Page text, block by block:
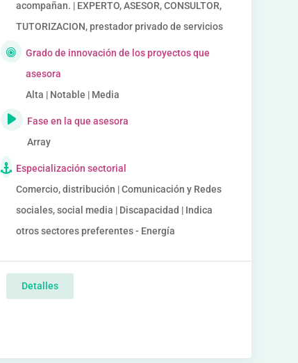
acompañan. | EXPERTO, ASESOR, CONSULTOR,
TUTORIZACION, prestador privado de servicios
Grado de innovación de los proyectos que
asesora
Alta | Notable | Media
Fase en la que asesora
Array
Especialización sectorial
Comercio, distribución | Comunicación y Redes
sociales, social media | Discapacidad | Indica
otros sectores preferentes - Energía
Detalles